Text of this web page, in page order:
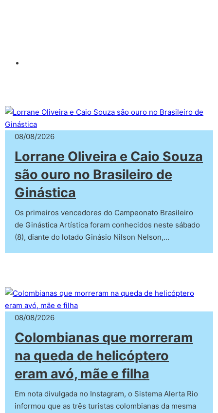
08/08/2026
Lorrane Oliveira e Caio Souza
são ouro no Brasileiro de
Ginástica
Os primeiros vencedores do Campeonato Brasileiro
de Ginástica Artística foram conhecidos neste sábado
(8), diante do lotado Ginásio Nilson Nelson,…
08/08/2026
Colombianas que morreram
na queda de helicóptero
eram avó, mãe e filha
Em nota divulgada no Instagram, o Sistema Alerta Rio
informou que as três turistas colombianas da mesma